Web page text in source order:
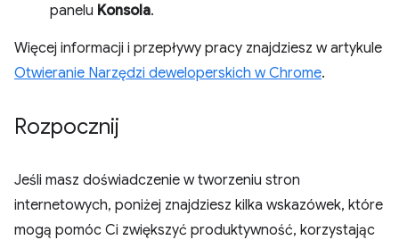
panelu Konsola.
Więcej informacji i przepływy pracy znajdziesz w artykule
Otwieranie Narzędzi deweloperskich w Chrome.
Rozpocznij
Jeśli masz doświadczenie w tworzeniu stron
internetowych, poniżej znajdziesz kilka wskazówek, które
mogą pomóc Ci zwiększyć produktywność, korzystając